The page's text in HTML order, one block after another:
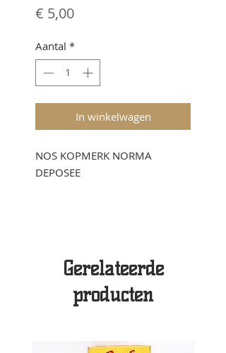
€ 5,00Prijs
Aantal *
In winkelwagen
NOS KOPMERK NORMA
DEPOSEE
Gerelateerde
producten